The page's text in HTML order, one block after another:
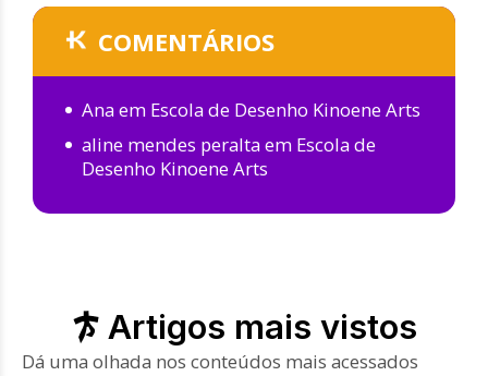
COMENTÁRIOS
Anaem Escola de Desenho Kinoene Arts
aline mendes peraltaem Escola de
Desenho Kinoene Arts
Artigos mais vistos
Dá uma olhada nos conteúdos mais acessados